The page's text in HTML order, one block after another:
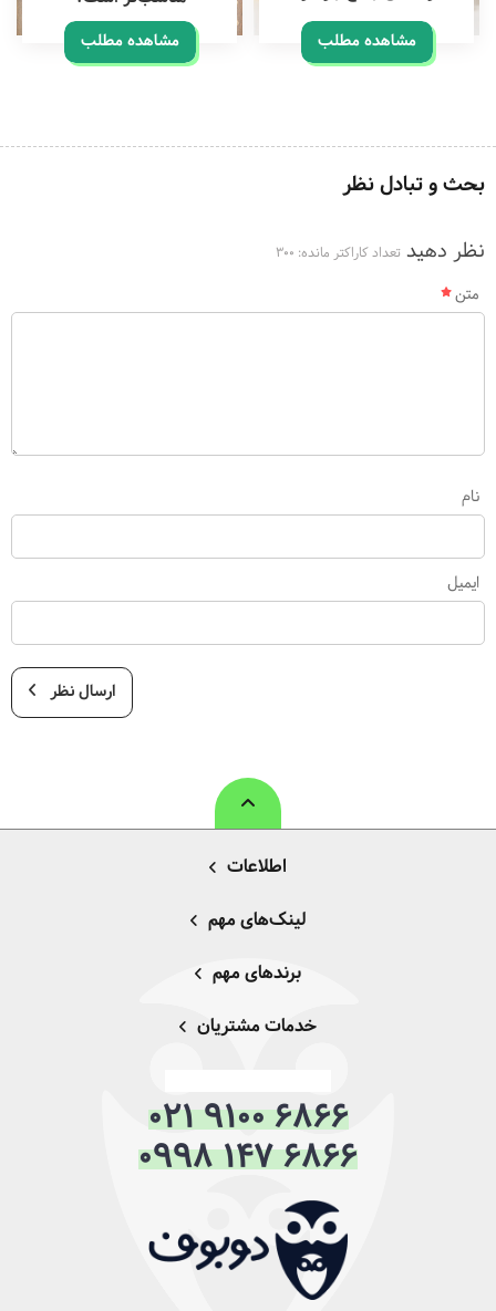
مشاهده مطلب مشاهده مطلب
بحث و تبادل نظر
نظر دهید تعداد کاراکتر مانده: 300
متن
نام
ایمیل
ارسال نظر
اطلاعات
لینک‌های مهم
برندهای مهم
خدمات مشتریان
021 9100 6866
0998 147 6866